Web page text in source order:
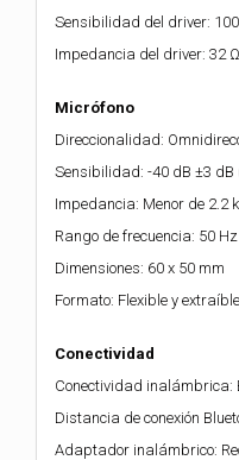
Sensibilidad del driver:
Impedancia del driver: 32 Ω
Micrófono
Direccionalidad:
Sensibilidad: -40 dB ±3 dB
Impedancia: Menor de 2.2
Rango de frecuencia: 50
Dimensiones: 60 x 50 mm
Formato: Flexible y extraíble
Conectividad
Conectividad inalámbrica:
Distancia de conexión
Adaptador inalámbrico: